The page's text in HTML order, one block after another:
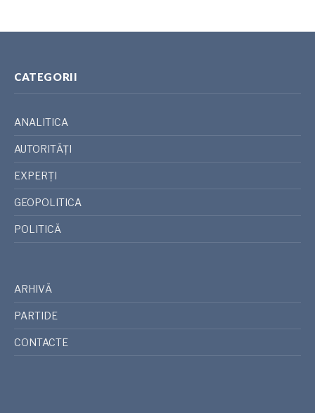
CATEGORII
ANALITICA
AUTORITĂȚI
EXPERȚI
GEOPOLITICA
POLITICĂ
ARHIVĂ
PARTIDE
CONTACTE